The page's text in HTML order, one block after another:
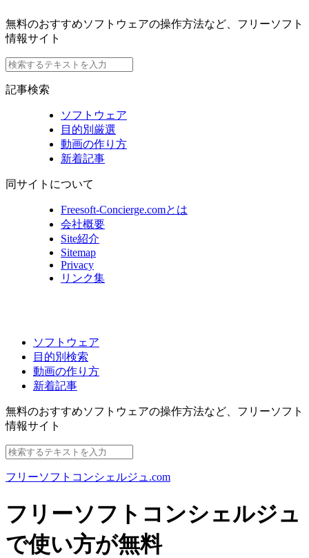
無料のおすすめソフトウェアの操作方法など、フリーソフト
情報サイト
記事検索
ソフトウェア
目的別厳選
動画の作り方
新着記事
同サイトについて
Freesoft-Concierge.comとは
会社概要
Site紹介
Sitemap
Privacy
リンク集
ソフトウェア
目的別検索
動画の作り方
新着記事
無料のおすすめソフトウェアの操作方法など、 フリーソフト
情報サイト
フリーソフトコンシェルジュ.com
フリーソフトコンシェルジュ
で使い方が無料